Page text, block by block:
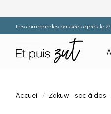
Les commandes passées après le
Accueil / Zakuw - sac à dos